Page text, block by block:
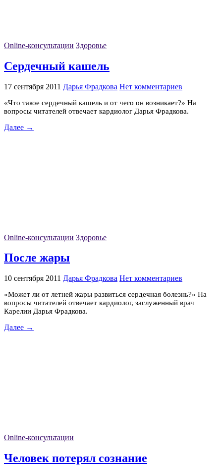
Online-консультации Здоровье
Сердечный кашель
17 сентября 2011 Дарья Фрадкова Нет комментариев
«Что такое сердечный кашель и от чего он возникает?» На
вопросы читателей отвечает кардиолог Дарья Фрадкова.
Далее →
Online-консультации Здоровье
После жары
10 сентября 2011 Дарья Фрадкова Нет комментариев
«Может ли от летней жары развиться сердечная болезнь?» На
вопросы читателей отвечает кардиолог, заслуженный врач
Карелии Дарья Фрадкова.
Далее →
Online-консультации
Человек потерял сознание